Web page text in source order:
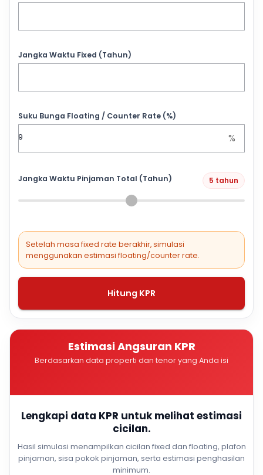
Jangka Waktu Fixed (Tahun)
Suku Bunga Floating / Counter Rate (%)
%
Jangka Waktu Pinjaman Total (Tahun) 5 tahun
Setelah masa fixed rate berakhir, simulasi
menggunakan estimasi floating/counter rate.
Hitung KPR
Estimasi Angsuran KPR
Berdasarkan data properti dan tenor yang Anda isi
Lengkapi data KPR untuk melihat estimasi
cicilan.
Hasil simulasi menampilkan cicilan fixed dan floating, plafon
pinjaman, sisa pokok pinjaman, serta estimasi penghasilan
minimum.